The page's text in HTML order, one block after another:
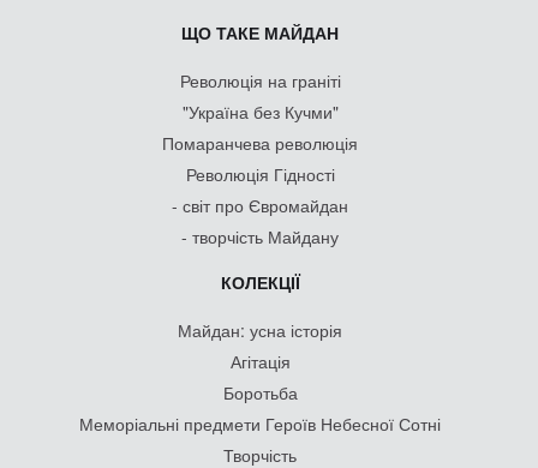
ЩО ТАКЕ МАЙДАН
Революція на граніті
"Україна без Кучми"
Помаранчева революція
Революція Гідності
- світ про Євромайдан
- творчість Майдану
КОЛЕКЦІЇ
Майдан: усна історія
Агітація
Боротьба
Меморіальні предмети Героїв Небесної Сотні
Творчість